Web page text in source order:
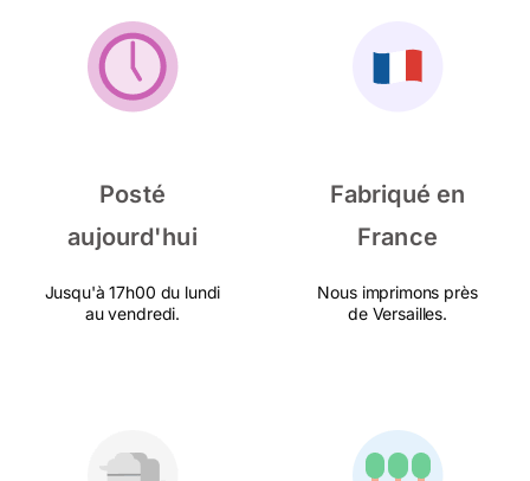
Posté
aujourd'hui
Jusqu'à 17h00 du lundi
au vendredi.
Fabriqué en
France
Nous imprimons près
de Versailles.